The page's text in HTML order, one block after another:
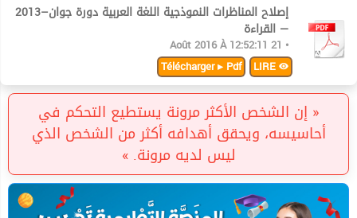
إصلاح المناظرات النموذجية اللغة العربية دورة جوان–2013
— القراءة
• 21 Août 2016 À 12:52:11
Télécharger ▸ Pdf
« إن الشخص الأكثر مرونة يستطيع التحكم في
أحاسيسه، ويحقق أهدافه أكثر من الشخص الذي
ليس لديه مرونة. »